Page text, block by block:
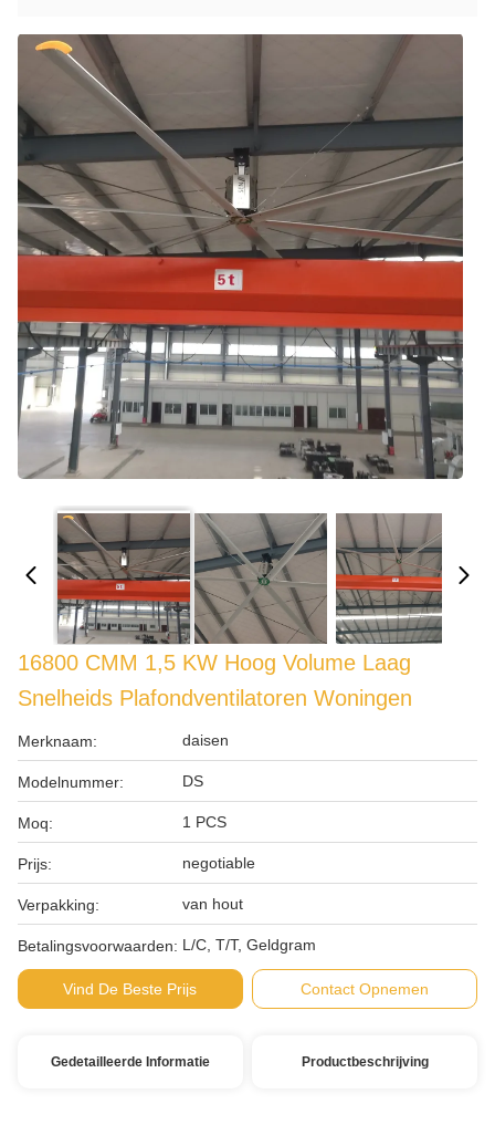
16800 CMM 1,5 KW Hoog Volume Laag
Snelheids Plafondventilatoren Woningen
Merknaam: daisen
Modelnummer: DS
Moq: 1 PCS
Prijs: negotiable
Verpakking: van hout
Betalingsvoorwaarden: L/C, T/T, Geldgram
Vind De Beste Prijs Contact Opnemen
Gedetailleerde Informatie Productbeschrijving